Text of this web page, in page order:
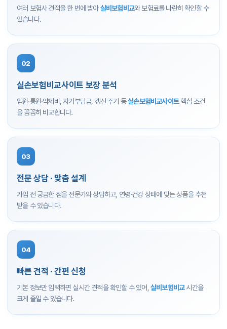
여러 보험사 견적을 한 번에 받아실비보험비교와 보험료를 나란히 확인할 수
있습니다.
02
실손보험비교사이트 보장 분석
입원·통원·약제비, 자기부담금, 갱신 주기 등실손보험비교사이트핵심 조건
을 꼼꼼히 비교합니다.
03
전문 상담 · 맞춤 설계
가입 전 궁금한 점을 전문가와 상담하고, 연령·건강 상태에 맞는 상품을 추천
받을 수 있습니다.
04
빠른 견적 · 간편 신청
기본 정보만 입력하면 실시간 견적을 확인할 수 있어, 실비보험비교시간을
크게 줄일 수 있습니다.